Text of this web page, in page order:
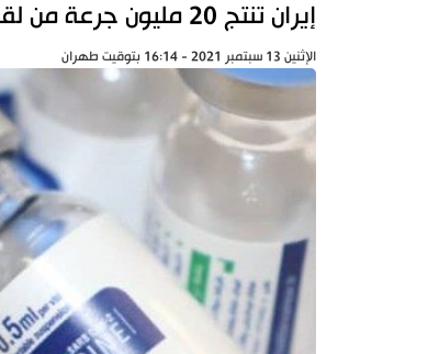
إيران تنتج 20 مليون جرعة من لقاح "فخرا" حتى الربيع المقبل
الإثنين 13 سبتمبر 2021 - 16:14 بتوقيت طهران